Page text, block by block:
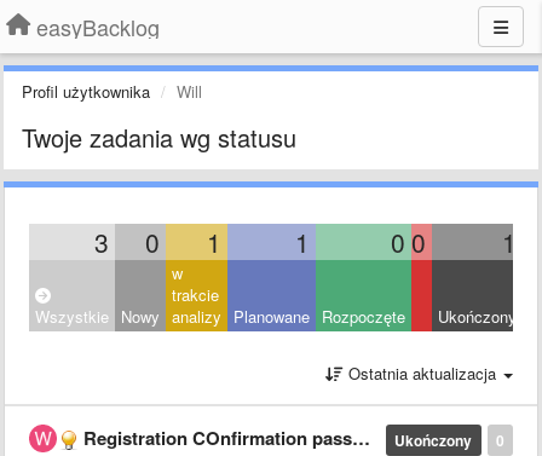
easyBacklog
Profil użytkownika Will
Twoje zadania wg statusu
3 0 1 1 0 0 1
Wszystkie Nowy
w
trakcie
analizy
Planowane Rozpoczęte Ukończony
Ostatnia aktualizacja
0
Ukończony
Registration COnfirmation password